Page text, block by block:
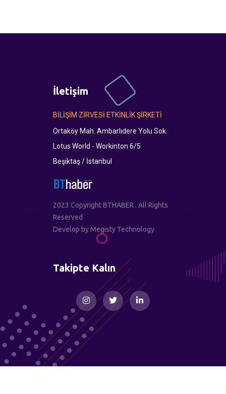
İletişim
BİLİŞİM ZİRVESİ ETKİNLİK ŞİRKETİ
Ortaköy Mah. Ambarlıdere Yolu Sok.
Lotus World - Workinton 6/5
Beşiktaş / İstanbul
2023 Copyright BTHABER . All Rights
Reserved
Develop byMegisty Technology
Takipte Kalın